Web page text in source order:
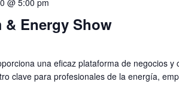
& Energy Show
una eficaz plataforma de negocios y
clave para profesionales de la energía,